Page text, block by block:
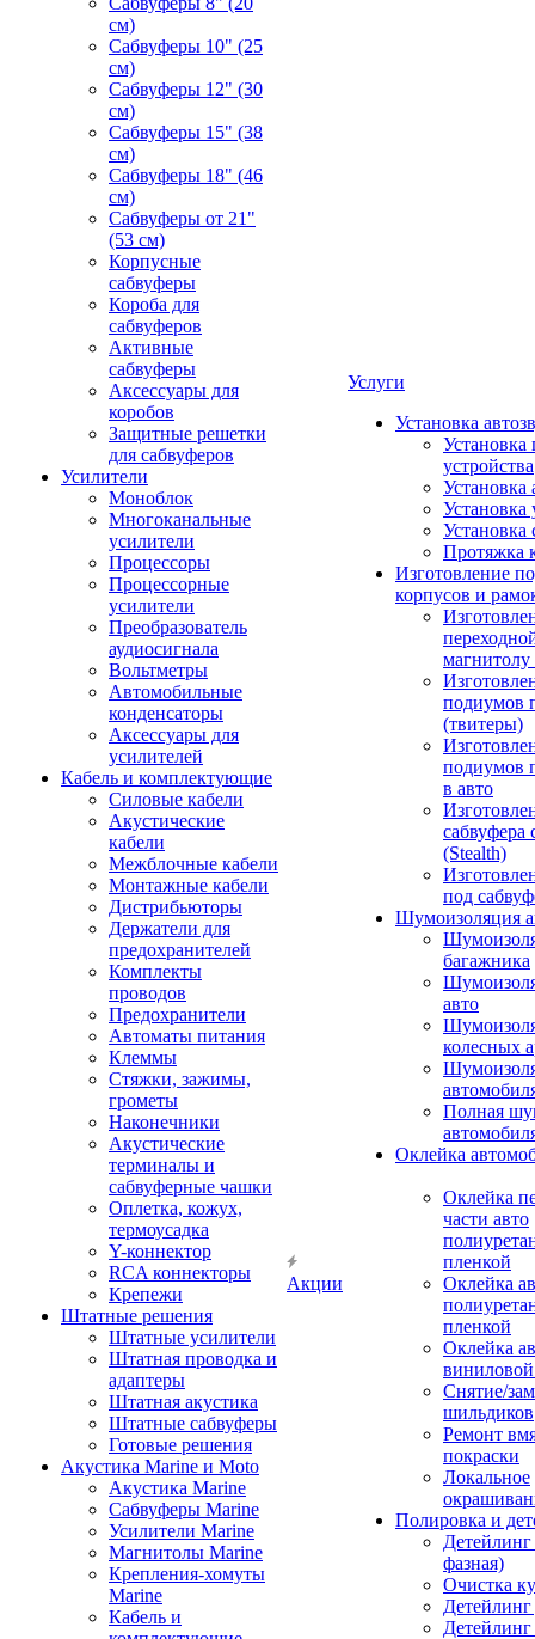
см)
Сабвуферы 10" (25
см)
Сабвуферы 12" (30
см)
Сабвуферы 15" (38
см)
Сабвуферы 18" (46
см)
Сабвуферы от 21"
(53 см)
Корпусные
сабвуферы
Короба для
сабвуферов
Активные
сабвуферы
Аксессуары для
коробов
Защитные решетки
для сабвуферов
Усилители
Моноблок
Многоканальные
усилители
Процессоры
Процессорные
усилители
Преобразователь
аудиосигнала
Вольтметры
Автомобильные
конденсаторы
Аксессуары для
усилителей
Кабель и комплектующие
Силовые кабели
Акустические
кабели
Межблочные кабели
Монтажные кабели
Дистрибьюторы
Держатели для
предохранителей
Комплекты
проводов
Предохранители
Автоматы питания
Клеммы
Стяжки, зажимы,
грометы
Наконечники
Акустические
терминалы и
сабвуферные чашки
Оплетка, кожух,
термоусадка
Y-коннектор
RCA коннекторы
Крепежи
Штатные решения
Штатные усилители
Штатная проводка и
адаптеры
Штатная акустика
Штатные сабвуферы
Готовые решения
Акустика Marine и Moto
Акустика Marine
Сабвуферы Marine
Усилители Marine
Магнитолы Marine
Крепления-хомуты
Marine
Кабель и
Акции
Услуги
Установка
Установка
устройства
Установка
Установка
Установка
Протяжка
Изготовление
корпусов и
подиумов
(твитеры)
подиумов
в авто
сабвуфера
(Stealth)
под
Шумоизоляция
багажника
авто
колесных
Полная
Оклейка
Оклейка
части авто
пленкой
Оклейка
пленкой
Оклейка
Снятие/
шильдиков
Ремонт
покраски
Локальное
Полировка и
фазная)
Очистка
Детейлинг